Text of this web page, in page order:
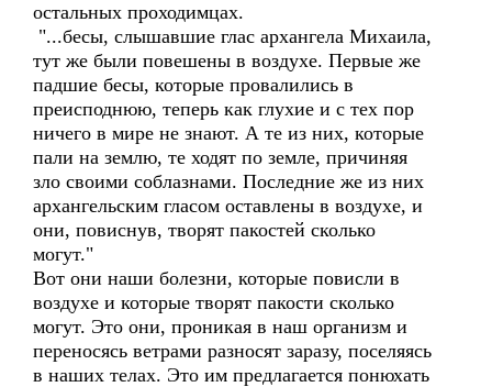
остальных проходимцах.
"...бесы, слышавшие глас архангела Михаила,
тут же были повешены в воздухе. Первые же
падшие бесы, которые провалились в
преисподнюю, теперь как глухие и с тех пор
ничего в мире не знают. А те из них, которые
пали на землю, те ходят по земле, причиняя
зло своими соблазнами. Последние же из них
архангельским гласом оставлены в воздухе, и
они, повиснув, творят пакостей сколько
могут."
Вот они наши болезни, которые повисли в
воздухе и которые творят пакости сколько
могут. Это они, проникая в наш организм и
переносясь ветрами разносят заразу, поселяясь
в наших телах. Это им предлагается понюхать